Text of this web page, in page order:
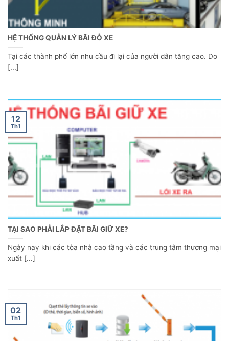
HỆ THỐNG QUẢN LÝ BÃI ĐỖ XE
Tại các thành phố lớn nhu cầu đi lại của người dân tăng cao. Do
[...]
TẠI SAO PHẢI LẮP ĐẶT BÃI GIỮ XE?
Ngày nay khi các tòa nhà cao tầng và các trung tâm thương mại
xuất [...]
12
Th1
02
Th1